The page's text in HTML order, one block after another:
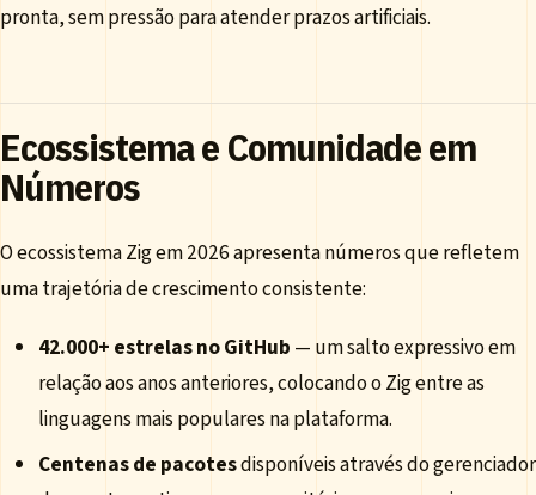
pronta, sem pressão para atender prazos artificiais.
Ecossistema e Comunidade em
Números
O ecossistema Zig em 2026 apresenta números que refletem
uma trajetória de crescimento consistente:
42.000+ estrelas no GitHub — um salto expressivo em
relação aos anos anteriores, colocando o Zig entre as
linguagens mais populares na plataforma.
Centenas de pacotesdisponíveis através do gerenciador